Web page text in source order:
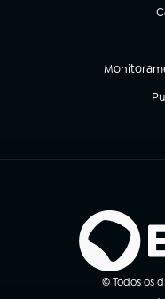
(abre em
© Todos os